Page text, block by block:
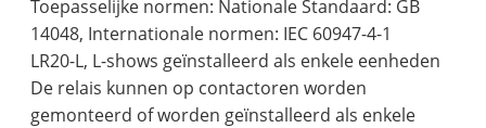
Toepasselijke normen: Nationale Standaard: GB
14048, Internationale normen: IEC 60947-4-1
LR20-L, L-shows geïnstalleerd als enkele eenheden
De relais kunnen op contactoren worden
gemonteerd of worden geïnstalleerd als enkele